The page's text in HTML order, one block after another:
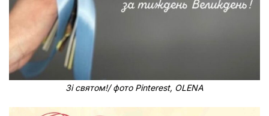
Зі святом!/ фото Pinterest, OLENA